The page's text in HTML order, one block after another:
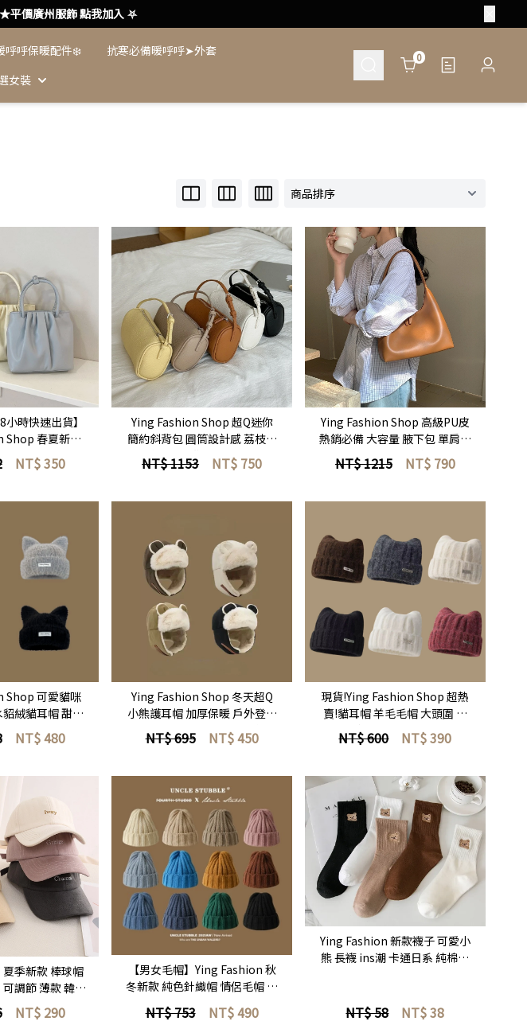
平價廣州服飾 點我加入 ⛧
呼呼保暖配件❄️
抗寒必備暖呼呼➤外套
女裝
Cart0
即選購
小時快速出貨】
Shop 春夏新款
方包 柔軟雲朵
提包 斜背包 單
NT$350
立即選購
Ying Fashion Shop 超Q迷你
簡約斜背包 圓筒設計感 荔枝紋
手提包 肩背包 圓筒小包
NT$ 1153 NT$ 750
立即選購
Ying Fashion Shop 高級PU皮
熱銷必備 大容量 腋下包 單肩包
簡約百搭 柔軟皮質 手提包 通勤
包
NT$ 1215 NT$790
Shop 可愛貓咪
絨貓耳帽 甜美
毛絨毛帽 軟糯
帽
NT$480
Ying Fashion Shop 冬天超Q
小熊護耳帽 加厚保暖 戶外登山
保暖毛帽 滑雪帽 暖呼呼小熊耳
朵帽 顯臉小
NT$ 695 NT$450
現貨!Ying Fashion Shop 超熱
賣!貓耳帽 羊毛毛帽 大頭圍 可
愛保暖冷帽 顯臉小 護耳毛帽 防
寒保暖毛帽
NT$ 600 NT$390
選購
季新款 棒球帽
調節 薄款 韓版
母簡約帽子
NT$290
立即選購
【男女毛帽】Ying Fashion 秋
冬新款 純色針織帽 情侶毛帽 加
厚 小錐頂毛帽 套頭帽 保暖 針織
毛帽 多色
NT$ 753 NT$490
立即選購
Ying Fashion 新款襪子 可愛小
熊 長襪 ins潮 卡通日系 純棉襪
NT$ 58 NT$38